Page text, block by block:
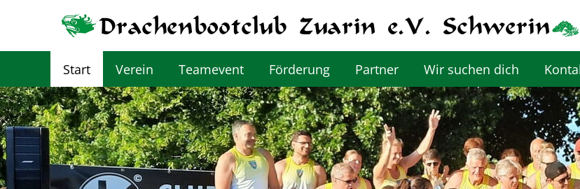
Start Verein Teamevent Förderung Partner Wir suchen dich